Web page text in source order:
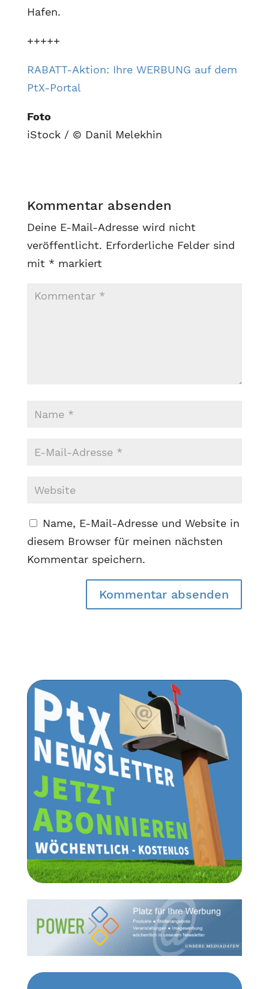
Hafen.
+++++
RABATT-Aktion: Ihre WERBUNG auf dem
PtX-Portal
Foto
iStock / © Danil Melekhin
Kommentar absenden
Deine E-Mail-Adresse wird nicht
veröffentlicht. Erforderliche Felder sind
mit * markiert
Name, E-Mail-Adresse und Website in
diesem Browser für meinen nächsten
Kommentar speichern.